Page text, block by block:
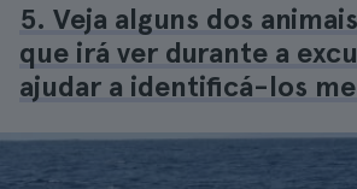
5. Veja alguns dos
que irá ver durante a
ajudar a identificá-los